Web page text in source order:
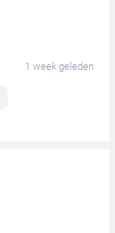
1 week geleden